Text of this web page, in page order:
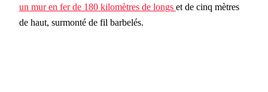
un mur en fer de 180 kilo­mètres de longs et de cinq mètres
de haut, sur­mon­té de fil bar­belés.